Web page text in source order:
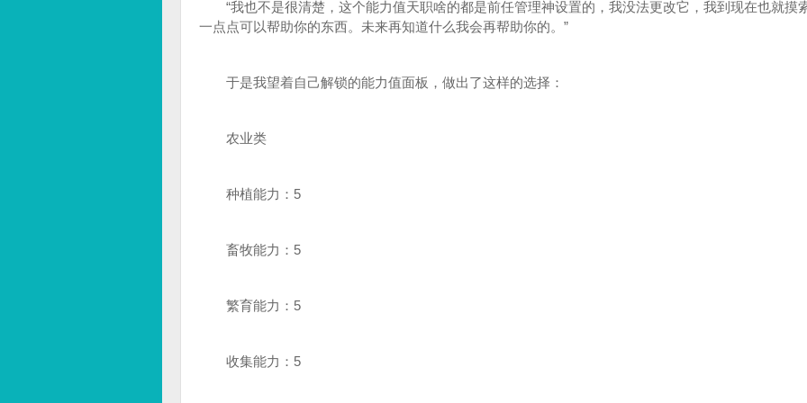
“我也不是很清楚，这个能力值天职啥的都是前任管理神设置的，我没法更改它，我到现在也就摸
一点点可以帮助你的东西。未来再知道什么我会再帮助你的。”
于是我望着自己解锁的能力值面板，做出了这样的选择：
农业类
种植能力：5
畜牧能力：5
繁育能力：5
收集能力：5